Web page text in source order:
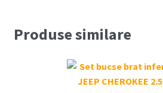
spate
Produse similare